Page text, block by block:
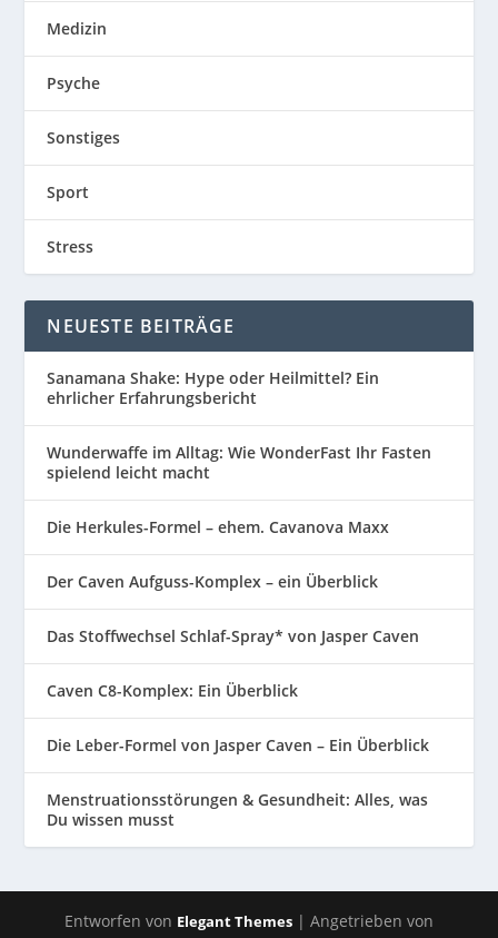
Medizin
Psyche
Sonstiges
Sport
Stress
NEUESTE BEITRÄGE
Sanamana Shake: Hype oder Heilmittel? Ein
ehrlicher Erfahrungsbericht
Wunderwaffe im Alltag: Wie WonderFast Ihr Fasten
spielend leicht macht
Die Herkules-Formel – ehem. Cavanova Maxx
Der Caven Aufguss-Komplex – ein Überblick
Das Stoffwechsel Schlaf-Spray* von Jasper Caven
Caven C8-Komplex: Ein Überblick
Die Leber-Formel von Jasper Caven – Ein Überblick
Menstruationsstörungen & Gesundheit: Alles, was
Du wissen musst
Entworfen von Elegant Themes | Angetrieben von